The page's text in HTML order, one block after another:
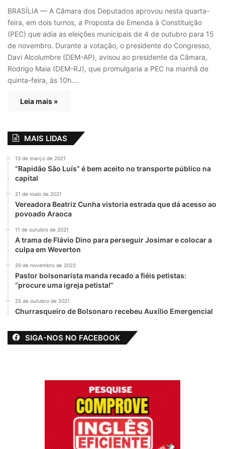
BRASÍLIA — A Câmara dos Deputados aprovou nesta quarta-
feira, em dois turnos, a Proposta de Emenda à Constituição
(PEC) que adia as eleições municipais de 4 de outubro para 15
de novembro. Durante a votação, o presidente do Congresso,
Davi Alcolumbre (DEM-AP), avisou ao presidente da Câmara,
Rodrigo Maia (DEM-RJ), que promulgaria a PEC na manhã de
quinta-feira, às 10h.…
Leia mais »
MAIS LIDAS
13 de março de 2021
“Rapidão São Luís” é bem aceito no transporte público na
capital
21 de maio de 2021
Vereadora Beatriz Cunha vistoria estrada que dá acesso ao
povoado Araoca
11 de outubro de 2021
A trama de Flávio Dino para perseguir Josimar e colocar a
culpa em Weverton
20 de novembro de 2022
Pastor bolsonarista manda recado a fiéis petistas:
“procure uma igreja petista!”
25 de outubro de 2021
Churrasqueiro de Bolsonaro recebeu Auxílio Emergencial
SIGA-NOS NO FACEBOOK